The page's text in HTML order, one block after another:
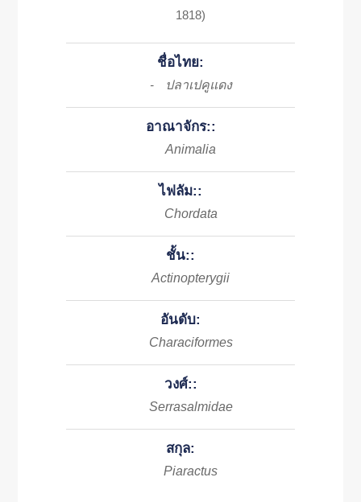
1818)
ชื่อไทย:
- ปลาเปคูแดง
อาณาจักร::
Animalia
ไฟลัม::
Chordata
ชั้น::
Actinopterygii
อันดับ:
Characiformes
วงศ์::
Serrasalmidae
สกุล:
Piaractus